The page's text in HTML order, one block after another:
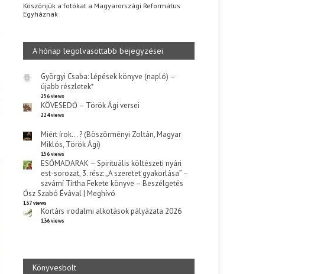
Köszönjük a fotókat a Magyarországi Református
Egyháznak
A hónap legolvasottabb bejegyzései
Györgyi Csaba: Lépések könyve (napló) –
újabb részletek*
256 views
KÖVESEDŐ – Török Ági versei
224 views
Miért írok… ? (Böszörményi Zoltán, Magyar
Miklós, Török Ági)
156 views
ESŐMADARAK – Spirituális költészeti nyári
est-sorozat, 3. rész: „A szeretet gyakorlása” –
szvámí Tírtha Fekete könyve – Beszélgetés
Ősz Szabó Évával | Meghívó
137 views
Kortárs irodalmi alkotások pályázata 2026
136 views
Könyvesbolt